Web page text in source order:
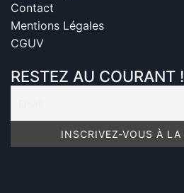
Contact
Mentions Légales
CGUV
RESTEZ AU COURANT !